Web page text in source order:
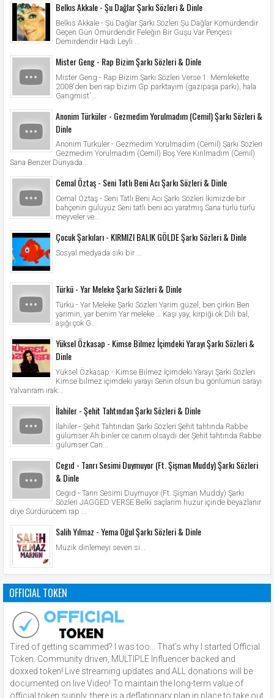
Belkıs Akkale - Şu Dağlar Şarkı Sözleri & Dinle
Belkıs Akkale - Şu Dağlar Şarkı Sözleri Şu Dağlar Kömürdendir
Geçen Gün Ömürdendir Feleğin Bir Guşu Var Pençesi
Demirdendir Hadi Leyli ...
Mister Geng - Rap Bizim Şarkı Sözleri & Dinle
Mister Geng - Rap Bizim Şarkı Sözleri Verse 1: Memlekette
2008'den beri rap bizim Gp parktayım (gazipaşa parkı), hala
Gangmist'...
Anonim Türküler - Gezmedim Yorulmadım (Cemil) Şarkı Sözleri &
Dinle
Anonim Türküler - Gezmedim Yorulmadım (Cemil) Şarkı Sözleri
Gezmedim Yorulmadım (Cemil) Boş Yere Kırılmadım (Cemil)
Sana Benzer Dünyada...
Cemal Öztaş - Seni Tatlı Beni Acı Şarkı Sözleri & Dinle
Cemal Öztaş - Seni Tatlı Beni Acı Şarkı Sözleri İkimizde bir
bahçenin gülüyüz Seni tatlı beni acı yaratmış Sana türlü türlü
meyveler ve...
Çocuk Şarkıları - KIRMIZI BALIK GÖLDE Şarkı Sözleri & Dinle
Sosyal medyada sıkı bir ...
Türkü - Yar Meleke Şarkı Sözleri & Dinle
Türkü - Yar Meleke Şarkı Sözleri Yarim güzel, ben çirkin Ben
yarimin, yar benim Yar meleke … Kaşı yay, kirpiği ok Dili bal,
aşığı çok G...
Yüksel Özkasap - Kimse Bilmez İçimdeki Yarayı Şarkı Sözleri &
Dinle
Yüksel Özkasap - Kimse Bilmez İçimdeki Yarayı Şarkı Sözleri
Kimse bilmez içimdeki yarayı Senin olsun bu gönlümün sarayı
Yalvarıram ırak...
İlahiler - Şehit Tahtından Şarkı Sözleri & Dinle
İlahiler - Şehit Tahtından Şarkı Sözleri Şehit tahtında Rabbe
gülümser Ah binler ce canım olsaydı der Şehit tahtında Rabbe
gülümser Can...
Cegıd - Tanrı Sesimi Duymuyor (Ft. Şişman Muddy) Şarkı Sözleri
& Dinle
Cegıd - Tanrı Sesimi Duymuyor (Ft. Şişman Muddy) Şarkı
Sözleri JAGGED VERSE Belki saçlarım huzur içinde beyazlanır
diye Sürdürücem rap ...
Salih Yılmaz - Yema Oğul Şarkı Sözleri & Dinle
Müzik dinlemeyi seven si...
OFFICIAL TOKEN
Tired of getting scammed? I was too… That’s why I started Official
Token. Community driven, MULTIPLE Influencer backed and
doxxed token! Live streaming updates and ALL donations will be
documented on live Video! To maintain the long-term value of
official token supply, there is a deflationary plan in place to take out